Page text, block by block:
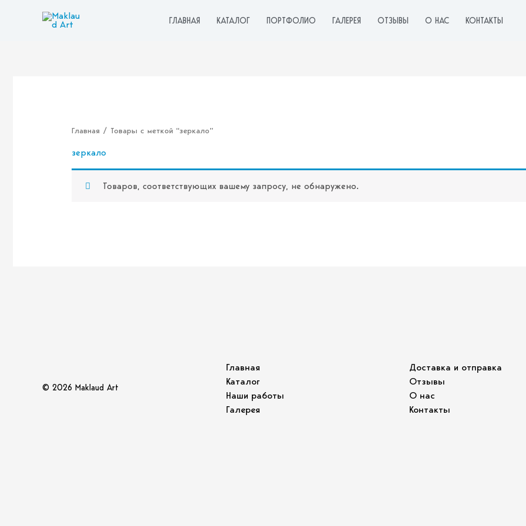
ГЛАВНАЯ КАТАЛОГ ПОРТФОЛИО ГАЛЕРЕЯ ОТЗЫВЫ О НАС КОНТАКТЫ
Главная / Товары с меткой “зеркало”
зеркало
Товаров, соответствующих вашему запросу, не обнаружено.
© 2026 Maklaud Art
Главная
Каталог
Наши работы
Галерея
Доставка и отправка
Отзывы
О нас
Контакты